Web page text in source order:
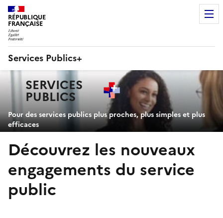
RÉPUBLIQUE
FRANÇAISE
Services Publics+
principaleSERVICES
PUBLICS+
Pour des services publics plus proches, plus simples et plus
efficaces
Découvrez les nouveaux
engagements du service
public